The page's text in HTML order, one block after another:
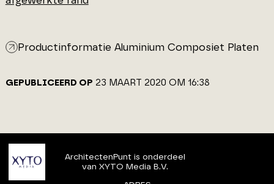
Productinformatie Aluminium Composiet Platen
GEPUBLICEERD OP 23 MAART 2020 OM 16:38
ArchitectenPunt is onderdeel
van XYTO Media B.V.